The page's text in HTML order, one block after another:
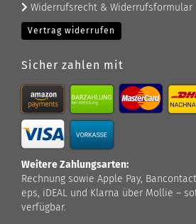
Widerrufsrecht & Widerrufsformular
Vertrag widerrufen
Sicher zahlen mit
Weitere Zahlungsarten:
Rechnung sowie Apple Pay,
eps, iDEAL und Klarna über Mollie –
verfügbar.